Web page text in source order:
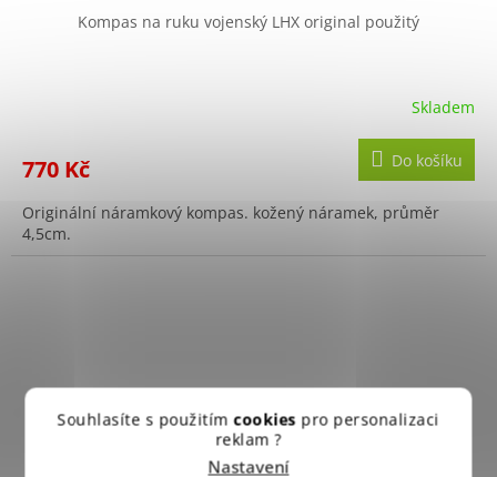
Souhlasíte s použitímcookies pro personalizaci
reklam ?
Nastavení
Kompas na ruku vojenský LHX original použitý
Skladem
770 Kč Do košíku
Originální náramkový kompas. kožený náramek, průměr
4,5cm.